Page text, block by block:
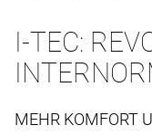
I-TEC:
MEHR KOMFORT